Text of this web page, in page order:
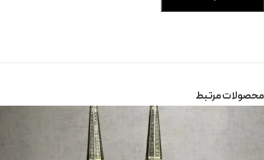
محصولات مرتبط